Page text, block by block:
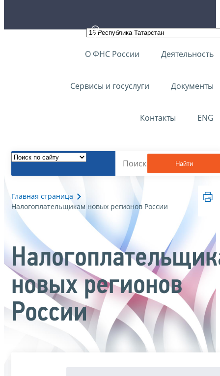
О ФНС России Деятельность
Сервисы и госуслуги Документы
Контакты ENG
Найти
Главная страница
Налогоплательщикам новых регионов России
новых регионов
России